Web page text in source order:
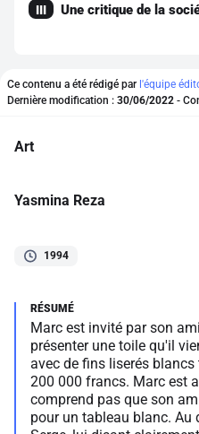
Pour profiter de
III Une critique de la
Ce contenu a été rédigé par l'équipe
Dernière modification : 30/06/2022 -
Art
Yasmina Reza
1994
Marc est invité par son
présenter une toile qu'il
avec de fins liserés
200 000 francs. Marc est
comprend pas que son
pour un tableau blanc. Au